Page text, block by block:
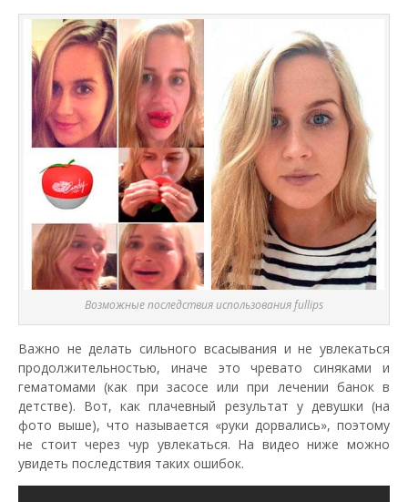
Возможные последствия использования fullips
Важно не делать сильного всасывания и не увлекаться
продолжительностью, иначе это чревато синяками и
гематомами (как при засосе или при лечении банок в
детстве). Вот, как плачевный результат у девушки (на
фото выше), что называется «руки дорвались», поэтому
не стоит через чур увлекаться. На видео ниже можно
увидеть последствия таких ошибок.